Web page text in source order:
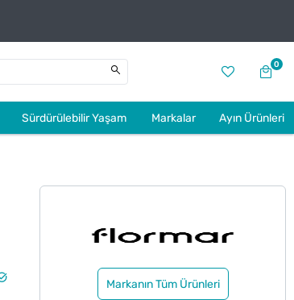
0
Sürdürülebilir Yaşam Markalar Ayın Ürünleri
Markanın Tüm Ürünleri